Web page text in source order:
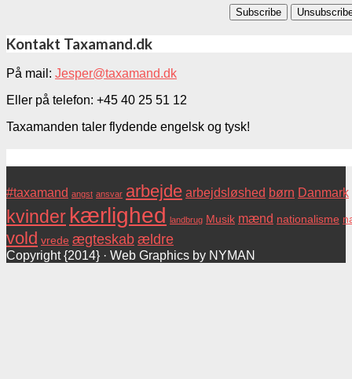
Kontakt Taxamand.dk
På mail: Jesper@taxamand.dk
Eller på telefon: +45 40 25 51 12
Taxamanden taler flydende engelsk og tysk!
#taxamand angst ansvar arbejde arbejdsløshed børn Danmark
kvinder kærlighed landbrug Musik mænd nationalisme
vold vrede ægteskabældre
Copyright {2014} · Web Graphics by NYMAN